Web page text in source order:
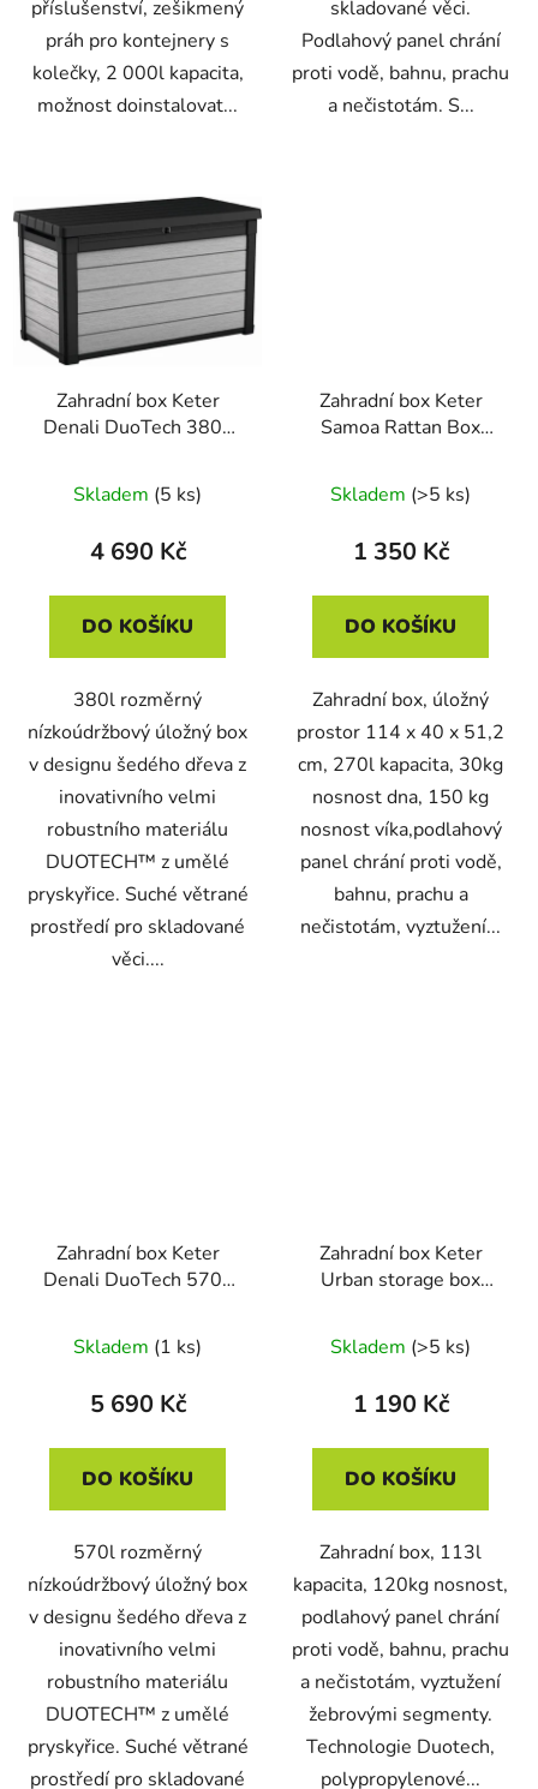
příslušenství, zešikmený
práh pro kontejnery s
kolečky, 2 000l kapacita,
možnost doinstalovat...
skladované věci.
Podlahový panel chrání
proti vodě, bahnu, prachu
a nečistotám. S...
Zahradní box Keter
Denali DuoTech 380L
Skladem (5 ks)
4 690 Kč
DO KOŠÍKU
380l rozměrný
nízkoúdržbový úložný box
v designu šedého dřeva z
inovativního velmi
robustního materiálu
DUOTECH™ z umělé
pryskyřice. Suché větrané
prostředí pro skladované
věci....
Zahradní box Keter
Samoa Rattan Box
Skladem (>5 ks)
1 350 Kč
DO KOŠÍKU
Zahradní box, úložný
prostor 114 x 40 x 51,2
cm, 270l kapacita, 30kg
nosnost dna, 150 kg
nosnost víka,podlahový
panel chrání proti vodě,
bahnu, prachu a
nečistotám, vyztužení...
Zahradní box Keter
Denali DuoTech 570L
Skladem (1 ks)
5 690 Kč
DO KOŠÍKU
570l rozměrný
nízkoúdržbový úložný box
v designu šedého dřeva z
inovativního velmi
robustního materiálu
DUOTECH™ z umělé
pryskyřice. Suché větrané
prostředí pro skladované
Zahradní box Keter
Urban storage box
Skladem (>5 ks)
1 190 Kč
DO KOŠÍKU
Zahradní box, 113l
kapacita, 120kg nosnost,
podlahový panel chrání
proti vodě, bahnu, prachu
a nečistotám, vyztužení
žebrovými segmenty.
Technologie Duotech,
polypropylenové...